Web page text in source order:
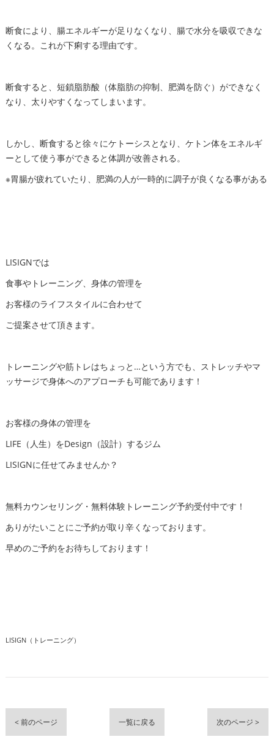
断食により、腸エネルギーが足りなくなり、腸で水分を吸収できな
くなる。これが下痢する理由です。
断食すると、短鎖脂肪酸（体脂肪の抑制、肥満を防ぐ）ができなく
なり、太りやすくなってしまいます。
しかし、断食すると徐々にケトーシスとなり、ケトン体をエネルギ
ーとして使う事ができると体調が改善される。
※胃腸が疲れていたり、肥満の人が一時的に調子が良くなる事がある
LISIGNでは
食事やトレーニング、身体の管理を
お客様のライフスタイルに合わせて
ご提案させて頂きます。
トレーニングや筋トレはちょっと…という方でも、ストレッチやマ
ッサージで身体へのアプローチも可能であります！
お客様の身体の管理を
LIFE（人生）をDesign（設計）するジム
LISIGNに任せてみませんか？
無料カウンセリング・無料体験トレーニング予約受付中です！
ありがたいことにご予約が取り辛くなっております。
早めのご予約をお待ちしております！
LISIGN（トレーニング）
< 前のページ 一覧に戻る 次のページ >